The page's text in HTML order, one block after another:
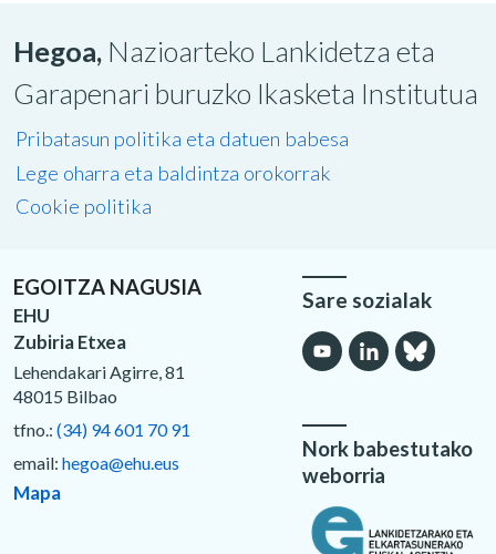
Hegoa, Nazioarteko Lankidetza eta
Garapenari buruzko Ikasketa Institutua
Pribatasun politika eta datuen babesa
Lege oharra eta baldintza orokorrak
Cookie politika
EGOITZA NAGUSIA
EHU
Zubiria Etxea
Lehendakari Agirre, 81
48015 Bilbao
tfno.: (34) 94 601 70 91
email: hegoa@ehu.eus
Mapa
Sare sozialak
Nork babestutako
weborria